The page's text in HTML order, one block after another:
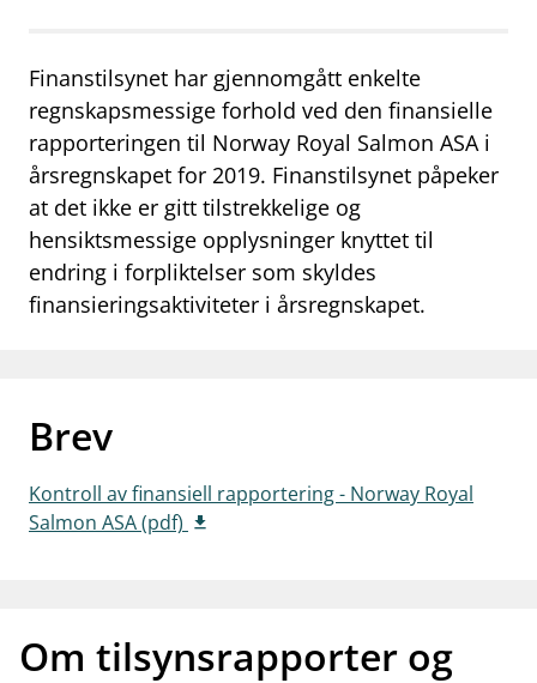
mail_outlineKontakt oss
work_outlineJobb hos oss
dashboardInformasjon for investorer
notifications_noneAbonner på nyhetsvarsel
Finanstilsynet har gjennomgått enkelte
regnskapsmessige forhold ved den finansielle
rapporteringen til Norway Royal Salmon ASA i
årsregnskapet for 2019. Finanstilsynet påpeker
at det ikke er gitt tilstrekkelige og
hensiktsmessige opplysninger knyttet til
endring i forpliktelser som skyldes
finansieringsaktiviteter i årsregnskapet.
Brev
Kontroll av finansiell rapportering - Norway Royal
Salmon ASA (pdf)
Om tilsynsrapporter og